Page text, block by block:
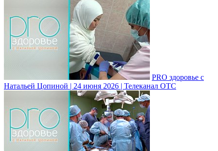
PRO здоровье с
Натальей Цопиной | 24 июня 2026 | Телеканал ОТС